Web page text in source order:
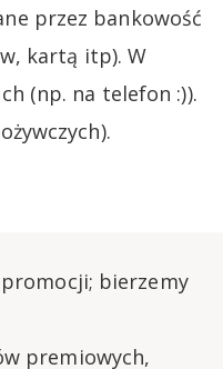
przez bankowość
kartą itp). W
(np. na telefon :)).
bierzemy
premiowych,